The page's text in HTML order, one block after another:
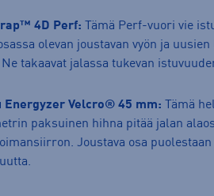
4D Perf: Tämä Perf-vuori vie
olevan joustavan vyön ja
takaavat jalassa tukevan
Energyzer Velcro® 45 mm: Tämä
paksuinen hihna pitää jalan
Joustava osa